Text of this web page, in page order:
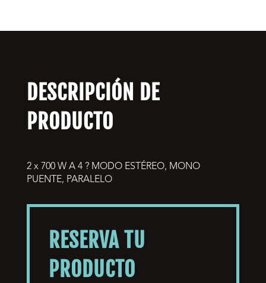
DESCRIPCIÓN DE
PRODUCTO
2 x 700 W A 4 ? MODO ESTÉREO, MONO
PUENTE, PARALELO
RESERVA TU
PRODUCTO